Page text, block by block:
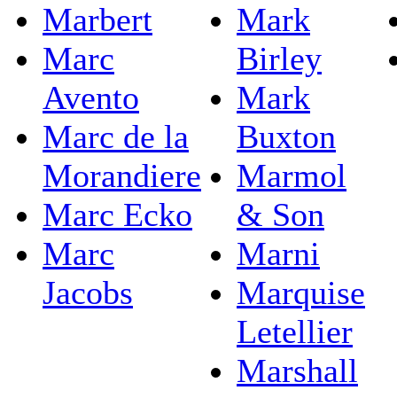
Marbert
Marc
Avento
Marc de la
Morandiere
Marc Ecko
Marc
Jacobs
Mark
Birley
Mark
Buxton
Marmol
& Son
Marni
Marquise
Letellier
Marshall